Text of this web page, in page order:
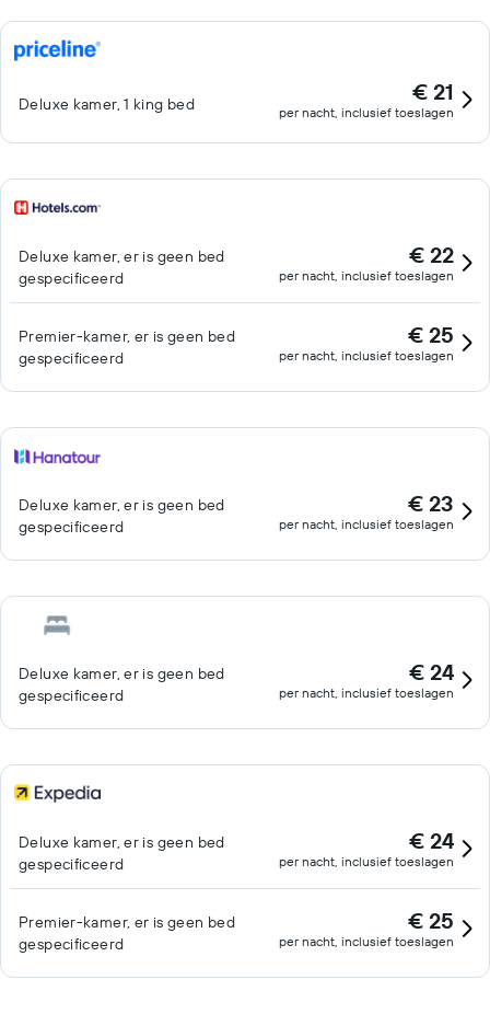
Deluxe kamer, 1 king bed € 21
per nacht, inclusief toeslagen
Deluxe kamer, er is geen bed
gespecificeerd
€ 22
per nacht, inclusief toeslagen
Premier-kamer, er is geen bed
gespecificeerd
€ 25
per nacht, inclusief toeslagen
Deluxe kamer, er is geen bed
gespecificeerd
€ 23
per nacht, inclusief toeslagen
Deluxe kamer, er is geen bed
gespecificeerd
€ 24
per nacht, inclusief toeslagen
Deluxe kamer, er is geen bed
gespecificeerd
€ 24
per nacht, inclusief toeslagen
Premier-kamer, er is geen bed
gespecificeerd
€ 25
per nacht, inclusief toeslagen